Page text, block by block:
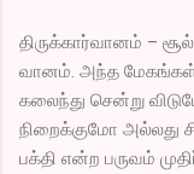
திருக்கார்வானம் –
வானம். அந்த மேகங்கள்
கலைந்து சென்று
நிறைக்குமோ அல்லது
பக்தி என்ற பருவம்